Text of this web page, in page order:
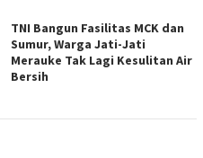
TNI Bangun Fasilitas MCK dan
Sumur, Warga Jati-Jati
Merauke Tak Lagi Kesulitan Air
Bersih